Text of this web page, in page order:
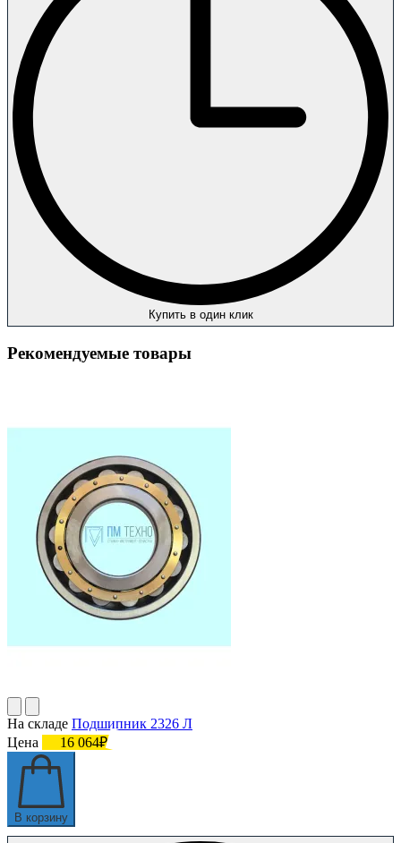
Купить в один клик
Рекомендуемые товары
На складе Подшипник 2326 Л
Цена
16 064₽
В корзину